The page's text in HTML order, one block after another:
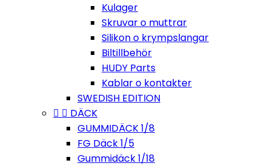
Kulager
Skruvar o muttrar
Silikon o krympslangar
Biltillbehör
HUDY Parts
Kablar o kontakter
SWEDISH EDITION
  DÄCK
GUMMIDÄCK 1/8
FG Däck 1/5
Gummidäck 1/18